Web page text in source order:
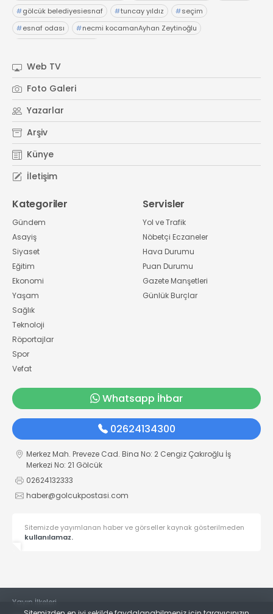
#gölcük belediyesiesnaf #tuncay yıldız #seçim
#esnaf odası #necmi kocamanAyhan Zeytinoğlu
Web TV
Foto Galeri
Yazarlar
Arşiv
Künye
İletişim
Kategoriler
Gündem
Asayiş
Siyaset
Eğitim
Ekonomi
Yaşam
Sağlık
Teknoloji
Röportajlar
Spor
Vefat
Servisler
Yol ve Trafik
Nöbetçi Eczaneler
Hava Durumu
Puan Durumu
Gazete Manşetleri
Günlük Burçlar
Whatsapp İhbar
02624134300
Merkez Mah. Preveze Cad. Bina No: 2 Cengiz Çakıroğlu İş
Merkezi No: 21 Gölcük
02624132333
haber@golcukpostasi.com
Sitemizde yayımlanan haber ve görseller kaynak gösterilmeden
kullanılamaz.
Yayın İlkeleri